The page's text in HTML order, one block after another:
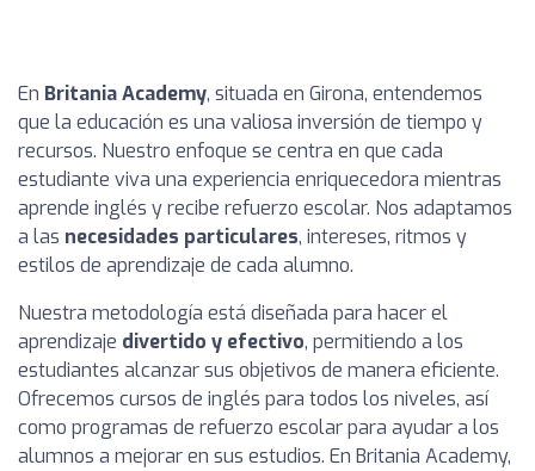
En Britania Academy, situada en Girona, entendemos
que la educación es una valiosa inversión de tiempo y
recursos. Nuestro enfoque se centra en que cada
estudiante viva una experiencia enriquecedora mientras
aprende inglés y recibe refuerzo escolar. Nos adaptamos
a las necesidades particulares, intereses, ritmos y
estilos de aprendizaje de cada alumno.
Nuestra metodología está diseñada para hacer el
aprendizaje divertido y efectivo, permitiendo a los
estudiantes alcanzar sus objetivos de manera eficiente.
Ofrecemos cursos de inglés para todos los niveles, así
como programas de refuerzo escolar para ayudar a los
alumnos a mejorar en sus estudios. En Britania Academy,